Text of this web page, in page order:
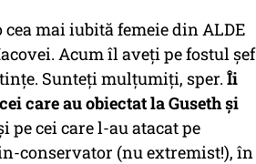
mai iubită femeie din ALDE
Acum îl aveți pe fostul șef
Sunteți mulțumiți, sper. Îi
care au obiectat la Guseth și
pe cei care l-au atacat pe
conservator (nu extremist!), în